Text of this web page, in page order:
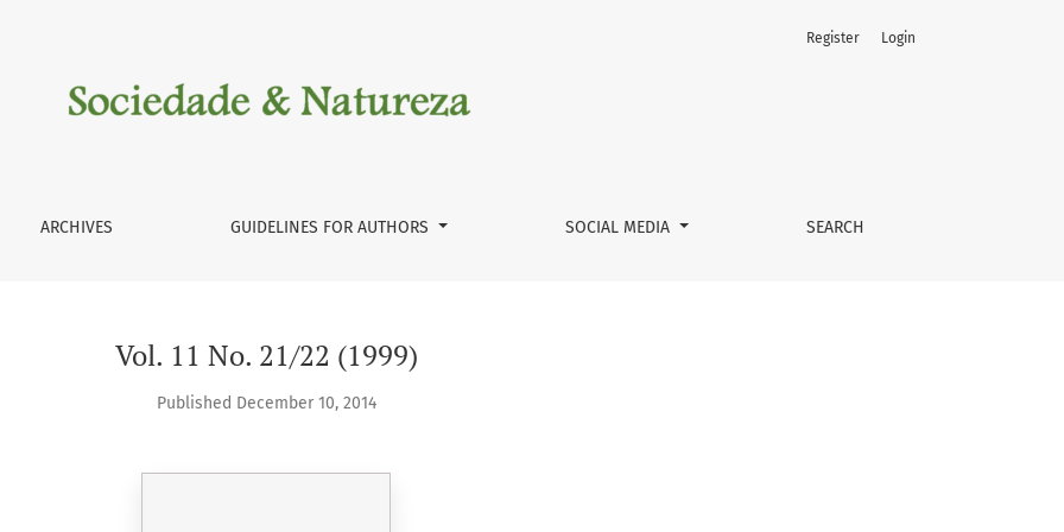
ARCHIVES GUIDELINES FOR AUTHORS SOCIAL MEDIA SEARCH
Register Login
Vol. 11 No. 21/22 (1999)
Published December 10, 2014